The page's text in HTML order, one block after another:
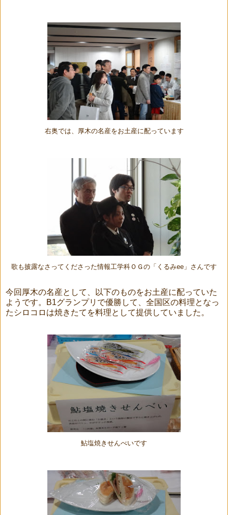
右奥では、厚木の名産をお土産に配っています
歌も披露なさってくださった情報工学科ＯＧの「くるみee」さんです
今回厚木の名産として、以下のものをお土産に配っていた
ようです。B1グランプリで優勝して、全国区の料理となっ
たシロコロは焼きたてを料理として提供していました。
鮎塩焼きせんべいです